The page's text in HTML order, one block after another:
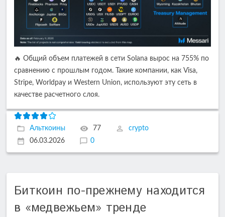
🔥 Общий объем платежей в сети Solana вырос на 755% по
сравнению с прошлым годом. Такие компании, как Visa,
Stripe, Worldpay и Western Union, используют эту сеть в
качестве расчетного слоя.
Альткоины 77
crypto
06.03.2026
0
Биткоин по-прежнему находится
в «медвежьем» тренде